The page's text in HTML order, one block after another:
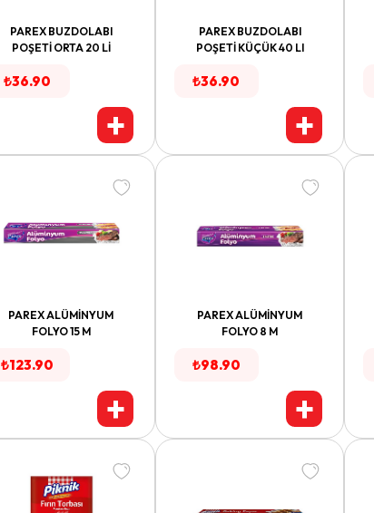
PAREX BUZDOLABI
POŞETİ ORTA 20 Lİ
₺36.90
+
PAREX BUZDOLABI
POŞETİ KÜÇÜK 40 LI
₺36.90
+
PAREX ALÜMİNYUM
FOLYO 15 M
₺123.90
+
PAREX ALÜMİNYUM
FOLYO 8 M
₺98.90
+